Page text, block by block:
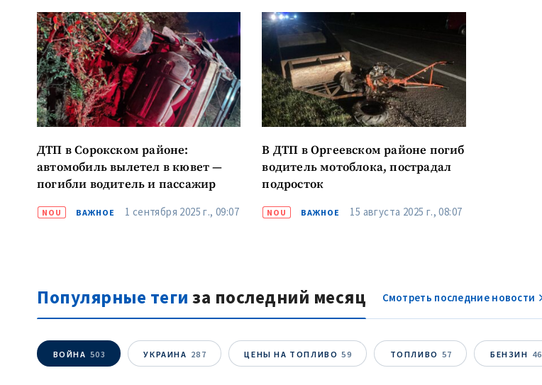
ДТП в Сорокском районе:
автомобиль вылетел в кювет —
погибли водитель и пассажир
NOU ВАЖНОЕ 1 сентября 2025 г., 09:07
В ДТП в Оргеевском районе погиб
водитель мотоблока, пострадал
подросток
NOU ВАЖНОЕ 15 августа 2025 г., 08:07
Популярные теги за последний месяц Смотреть последние новости
ВОЙНА 503 УКРАИНА 287 ЦЕНЫ НА ТОПЛИВО 59 ТОПЛИВО 57 БЕНЗИН 46
Фотография + Загрузить изображение
Ссылка на медиа + Добавить ссылку на медиа